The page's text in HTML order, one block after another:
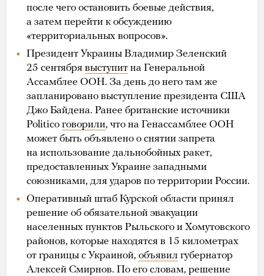
после чего остановить боевые действия,
а затем перейти к обсуждению
«территориальных вопросов».
Президент Украины Владимир Зеленский
25 сентября выступит на Генеральной
Ассамблее ООН. За день до него там же
запланировано выступление президента США
Джо Байдена. Ранее британские источники
Politico говорили, что на Генассамблее ООН
может быть объявлено о снятии запрета
на использование дальнобойных ракет,
предоставленных Украине западными
союзниками, для ударов по территории России.
Оперативный штаб Курской области принял
решение об обязательной эвакуации
населенных пунктов Рыльского и Хомутовского
районов, которые находятся в 15 километрах
от границы с Украиной, объявил губернатор
Алексей Смирнов. По его словам, решение